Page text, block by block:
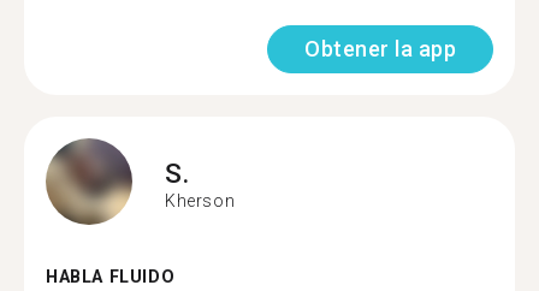
Obtener la app
S.
Kherson
HABLA FLUIDO